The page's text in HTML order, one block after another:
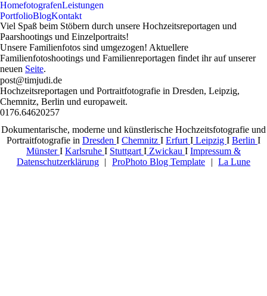
HomefotografenLeistungen
PortfolioBlogKontakt
Viel Spaß beim Stöbern durch unsere Hochzeitsreportagen und
Paarshootings und Einzelportraits!
Unsere Familienfotos sind umgezogen! Aktuellere
Familienfotoshootings und Familienreportagen findet ihr auf unserer
neuen Seite.
post@timjudi.de
Hochzeitsreportagen und Portraitfotografie in Dresden, Leipzig,
Chemnitz, Berlin und europaweit.
0176.64620257
F P
I
Dokumentarische, moderne und künstlerische Hochzeitsfotografie und
Portraitfotografie in Dresden I Chemnitz I Erfurt I Leipzig I Berlin I
MünsterI Karlsruhe I Stuttgart I Zwickau I Impressum &
Datenschutzerklärung | ProPhoto Blog Template | La Lune